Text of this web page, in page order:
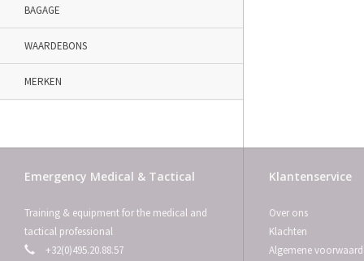
BAGAGE
WAARDEBONS
MERKEN
Emergency Medical & Tactical
Training & equipment for the medical and
tactical professional
+32(0)495.20.88.57
Klantenservice
Over ons
Klachten
Algemene